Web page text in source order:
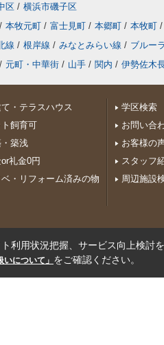
区 / 横浜市磯子区
/ 本牧元町 / 富士見町 / 本郷町 / 本牧町 /
線 / 根岸線 / みなとみらい線 / ブルー
/ 元町・中華街 / 山手 / 関内 / 伊勢佐木
て・テラスハウス
飼育可
築浅
礼金0円
ベ・リフォーム済みの物
学区検索
お問い合
お客様の
スタッフ
周辺施設
利用状況把握、サービス向上検討
いについて」 をご確認ください。